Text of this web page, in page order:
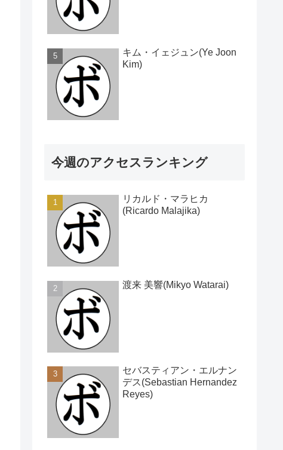
キム・イェジュン(Ye Joon
Kim)
今週のアクセスランキング
リカルド・マラヒカ
(Ricardo Malajika)
渡来 美響(Mikyo Watarai)
セバスティアン・エルナン
デス(Sebastian Hernandez
Reyes)